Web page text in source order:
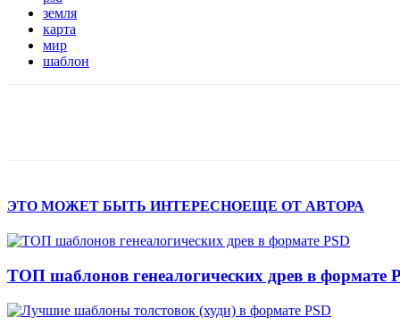
земля
карта
мир
шаблон
ЭТО МОЖЕТ БЫТЬ ИНТЕРЕСНОЕЩЕ ОТ АВТОРА
ТОП шаблонов генеалогических древ в формате